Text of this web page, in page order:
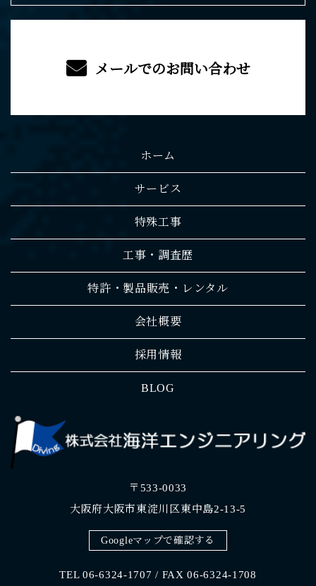
メールでのお問い合わせ
ホーム
サービス
特殊工事
工事・調査歴
特許・製品販売・レンタル
会社概要
採用情報
BLOG
〒533-0033
大阪府大阪市東淀川区東中島2-13-5
Googleマップで確認する
TEL 06-6324-1707 / FAX 06-6324-1708